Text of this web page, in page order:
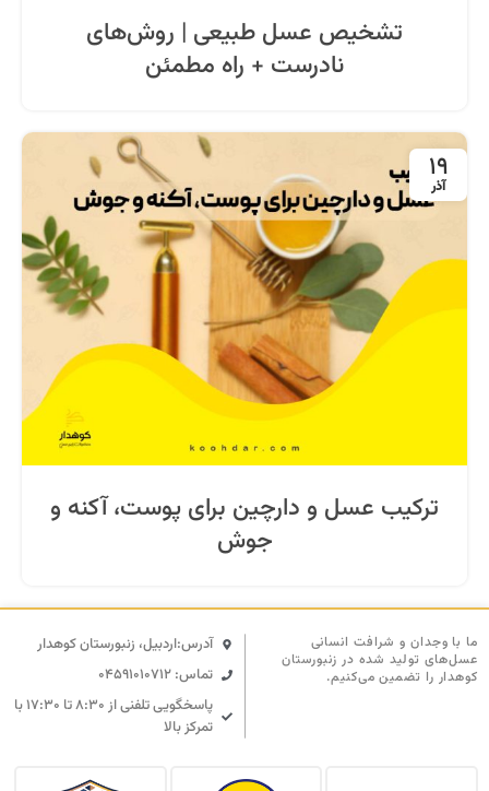
تشخیص عسل طبیعی | روش‌های
نادرست + راه مطمئن
19
آذر
ترکیب عسل و دارچین برای پوست، آکنه و
جوش
آدرس:اردبیل، زنبورستان کوهدار
تماس: 04591010712
پاسخگویی تلفنی از ۸:۳۰ تا ۱۷:۳۰ با
تمرکز بالا
ما با وجدان و شرافت انسانی
عسل‌های تولید شده در زنبورستان
کوهدار را تضمین می‌کنیم.